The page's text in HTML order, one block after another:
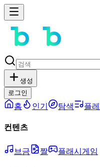
생성
로그인
홈 인기 탐색 플
컨텐츠
브금 짤 플래시게임